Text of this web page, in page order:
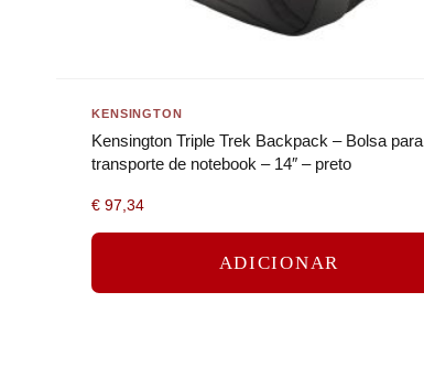
KENSINGTON
Kensington Triple Trek Backpack – Bolsa para
transporte de notebook – 14″ – preto
€ 97,34
ADICIONAR